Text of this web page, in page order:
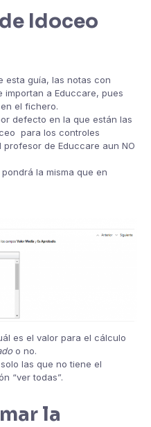
Idoceo
esta guía, las notas con
a Educcare, pues
el fichero.
defecto en la que están las
para los controles
de Educcare aun NO
la misma que en
es el valor para el cálculo
o no.
las que no tiene el
“ver todas”.
la